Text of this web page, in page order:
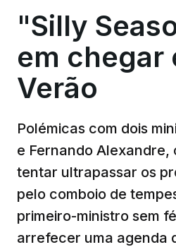
"Silly
em chegar
Verão
Polémicas com dois
e Fernando Alexandre,
tentar ultrapassar os
pelo comboio de
primeiro-ministro sem
arrefecer uma agenda